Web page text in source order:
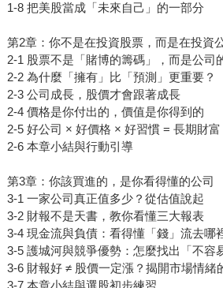
1-8 把美股當成「未來自己」的一部分
第2章：你不是在投資股票，而是在投資
2-1 股票不是「賭博的籌碼」，而是公司
2-2 為什麼「擁有」比「預測」更重要？
2-3 公司成長，股價才會跟著成長
2-4 價格是你付出的，價值是你得到的
2-5 好公司 × 好價格 × 好習慣 = 長期財富
2-6 本章小結與行動引導
第3章：你該買進的，是你看得懂的公司
3-1 一家公司真正值多少？從估值說起
3-2 財報不是天書，教你看懂三大報表
3-4 現金流與負債：看得懂「錢」流去哪
3-5 護城河與競爭優勢：怎麼找出「不容
3-6 財報好 ≠ 股價一定漲？揭開市場情緒
3-7 本章小結與選股初步練習